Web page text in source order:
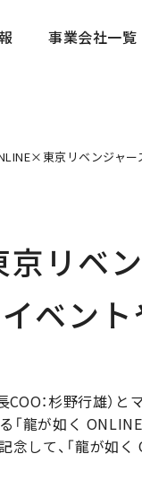
事業会社一覧
東京リベンジャ
リベン
ベン
COO：杉野行雄）
「龍が如く
して、「龍が如